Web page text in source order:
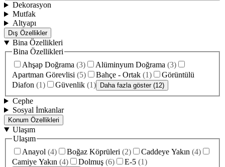
Dekorasyon
Mutfak
Altyapı
Dış Özellikler
Bina Özellikleri
Bina Özellikleri
Ahşap Doğrama (3) Alüminyum Doğrama (3)
Apartman Görevlisi (5) Bahçe - Ortak (1)
Görüntülü
Diafon (1) Güvenlik (1) Daha fazla göster (12)
Cephe
Sosyal İmkanlar
Konum Özellikleri
Ulaşım
Ulaşım
Anayol (4) Boğaz Köprüleri (2) Caddeye Yakın (4)
Camiye Yakın (4) Dolmuş (6) E-5 (1)